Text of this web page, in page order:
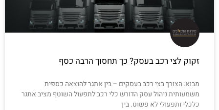
זקוק לצי רכב בעסק? כך תחסוך הרבה כסף
מבוא: הצורך בצי רכב בעסקים – בין אתגר להוצאה כספית
משמעותית ניהול עסק הדורש כלי רכב לתפעול השוטף מציב אתגר
כלכלי ותפעולי לא פשוט. בין